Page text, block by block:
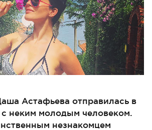
Астафьева отправилась в
с неким молодым человеком.
незнакомцем